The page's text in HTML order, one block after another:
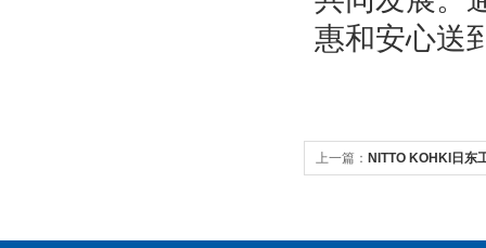
惠和安心送
上一篇： NITTO KOHKI日东